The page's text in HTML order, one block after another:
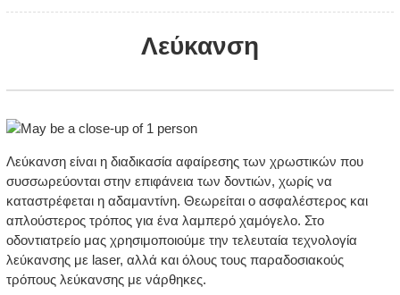
Λεύκανση
Λεύκανση είναι η διαδικασία αφαίρεσης των χρωστικών που
συσσωρεύονται στην επιφάνεια των δοντιών, χωρίς να
καταστρέφεται η αδαμαντίνη. Θεωρείται ο ασφαλέστερος και
απλούστερος τρόπος για ένα λαμπερό χαμόγελο. Στο
οδοντιατρείο μας χρησιμοποιούμε την τελευταία τεχνολογία
λεύκανσης με laser, αλλά και όλους τους παραδοσιακούς
τρόπους λεύκανσης με νάρθηκες.